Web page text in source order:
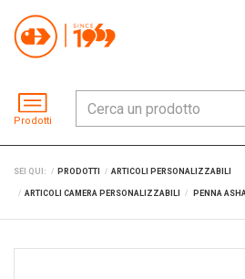
Prodotti
SEI QUI: PRODOTTI ARTICOLI PERSONALIZZABILI
ARTICOLI CAMERA PERSONALIZZABILI PENNA